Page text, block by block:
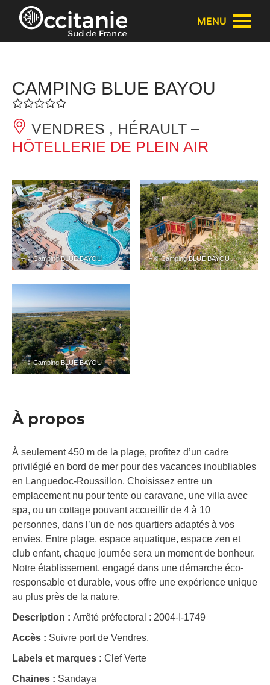
Panneau de gestion des cookies
MENU
CAMPING BLUE BAYOU
VENDRES , HÉRAULT –
HÔTELLERIE DE PLEIN AIR
– © Camping BLUE BAYOU – © Camping BLUE BAYOU
– © Camping BLUE BAYOU
À propos
À seulement 450 m de la plage, profitez d’un cadre
privilégié en bord de mer pour des vacances inoubliables
en Languedoc-Roussillon. Choisissez entre un
emplacement nu pour tente ou caravane, une villa avec
spa, ou un cottage pouvant accueillir de 4 à 10
personnes, dans l’un de nos quartiers adaptés à vos
envies. Entre plage, espace aquatique, espace zen et
club enfant, chaque journée sera un moment de bonheur.
Notre établissement, engagé dans une démarche éco-
responsable et durable, vous offre une expérience unique
au plus près de la nature.
Description : Arrêté préfectoral : 2004-I-1749
Accès : Suivre port de Vendres.
Labels et marques : Clef Verte
Chaines : Sandaya